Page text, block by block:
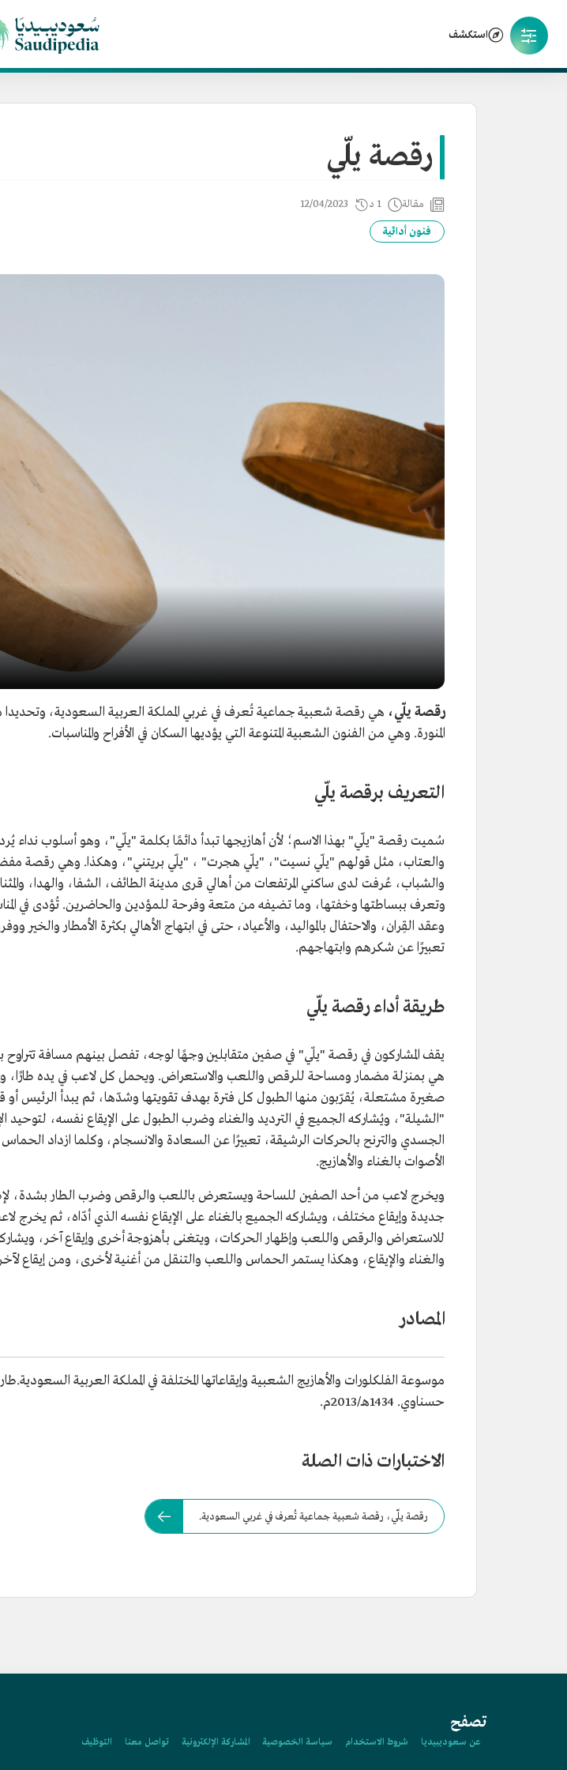
استكشف
رقصة يلّي
مقالة 1 د 12/04/2023
فنون أدائية
رقصة يلّي، هي رقصة شعبية جماعية تُعرف في غربي المملكة العربية السعودية، وتحديدا
المنورة. وهي من الفنون الشعبية المتنوعة التي يؤديها السكان في الأفراح والمناسبات.
التعريف برقصة يلّي
سُميت رقصة "يلّي" بهذا الاسم؛ لأن أهازيجها تبدأ دائمًا بكلمة "يلّي"، وهو أسلوب نداء
والعتاب، مثل قولهم "يلّي نسيت"، "يلّي هجرت" ، "يلّي بريتني"، وهكذا. وهي رقصة
والشباب، عُرفت لدى ساكني المرتفعات من أهالي قرى مدينة الطائف، الشفا، والهدا،
وتعرف ببساطتها وخفتها، وما تضيفه من متعة وفرحة للمؤدين والحاضرين. تُؤدى في
وعقد القِران، والاحتفال بالمواليد، والأعياد، حتى في ابتهاج الأهالي بكثرة الأمطار والخير
تعبيرًا عن شكرهم وابتهاجهم.
طريقة أداء رقصة يلّي
يقف المشاركون في رقصة "يلّي" في صفين متقابلين وجهًا لوجه، تفصل بينهم مسافة تتراوح
هي بمنزلة مضمار ومساحة للرقص واللعب والاستعراض. ويحمل كل لاعب في يده طارًا،
صغيرة مشتعلة، يُقرّبون منها الطبول كل فترة بهدف تقويتها وشدّها، ثم يبدأ الرئيس أو
"الشيلة"، ويُشاركه الجميع في الترديد والغناء وضرب الطبول على الإيقاع نفسه، لتوحيد
الجسدي والترنح بالحركات الرشيقة، تعبيرًا عن السعادة والانسجام، وكلما ازداد
الأصوات بالغناء والأهازيج.
ويخرج لاعب من أحد الصفين للساحة ويستعرض باللعب والرقص وضرب الطار بشدة،
جديدة وإيقاع مختلف، ويشاركه الجميع بالغناء على الإيقاع نفسه الذي أدّاه، ثم يخرج
للاستعراض والرقص واللعب وإظهار الحركات، ويتغنى بأهزوجة أخرى وإيقاع آخر،
والغناء والإيقاع، وهكذا يستمر الحماس واللعب والتنقل من أغنية لأخرى، ومن إيقاع
المصادر
موسوعة الفلكلورات والأهازيج الشعبية وإيقاعاتها المختلفة في المملكة العربية
حسناوي. 1434هـ/2013م.
الاختبارات ذات الصلة
رقصة يلّي، رقصة شعبية جماعية تُعرف في غربي السعودية.
تصفح
عن سعوديبيديا شروط الاستخدام سياسة الخصوصية المشاركة الإلكترونية تواصل معنا التوظيف